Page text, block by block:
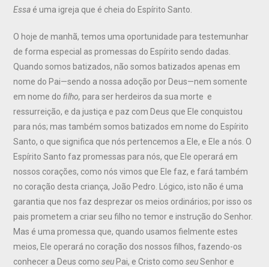
Essa é uma igreja que é cheia do Espírito Santo.
O hoje de manhã, temos uma oportunidade para testemunhar
de forma especial as promessas do Espírito sendo dadas.
Quando somos batizados, não somos batizados apenas em
nome do Pai—sendo a nossa adoção por Deus—nem somente
em nome dofilho,para ser herdeiros da sua morte e
ressurreição, e da justiça e paz com Deus que Ele conquistou
para nós; mas também somos batizados em nome do Espírito
Santo, o que significa que nós pertencemos a Ele, e Ele a nós. O
Espírito Santo faz promessas para nós, que Ele operará em
nossos corações, como nós vimos que Ele faz, e fará também
no coração desta criança, João Pedro. Lógico, isto não é uma
garantia que nos faz desprezar os meios ordinários; por isso os
pais prometem a criar seu filho no temor e instrução do Senhor.
Mas é uma promessa que, quando usamos fielmente estes
meios, Ele operará no coração dos nossos filhos, fazendo-os
conhecer a Deus comoseu Pai, e Cristo comoseuSenhor e